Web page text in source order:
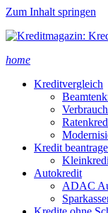
Zum Inhalt springen
home
Kreditvergleich
Kredit
Autokredit
ADAC